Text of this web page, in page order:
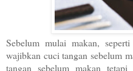
Sebelum mulai makan,
wajibkan cuci tangan sebelum
tangan sebelum makan